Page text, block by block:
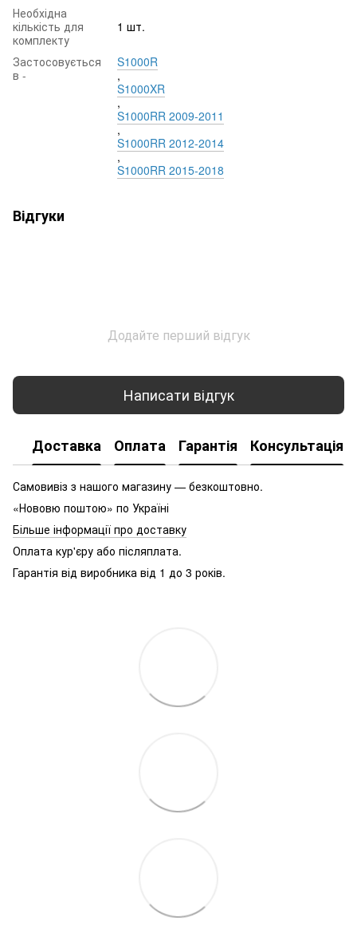
Необхідна
кількість для
комплекту
1 шт.
Застосовується
в -
S1000R
,
S1000XR
,
S1000RR 2009-2011
,
S1000RR 2012-2014
,
S1000RR 2015-2018
Відгуки
Додайте перший відгук
Написати відгук
Доставка Оплата Гарантія Консультація
Самовивіз з нашого магазину — безкоштовно.
«Нововю поштою» по Україні
Більше інформації про доставку
Оплата кур'єру або післяплата.
Гарантія від виробника від 1 до 3 років.